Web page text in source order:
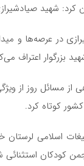
کرد: شهید
در عرصه‌ها و
بزرگوار اعتراف
مسائل روز از
کوتاه کرد.
اسلامی لرستان
کودکان